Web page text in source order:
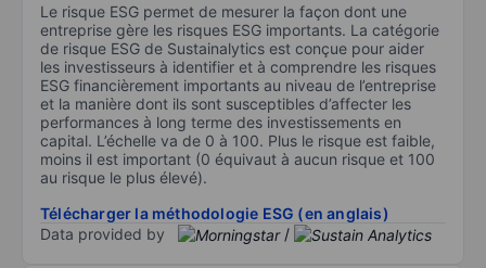
Le risque ESG permet de mesurer la façon dont une
entreprise gère les risques ESG importants. La catégorie
de risque ESG de Sustainalytics est conçue pour aider
les investisseurs à identifier et à comprendre les risques
ESG financièrement importants au niveau de l’entreprise
et la manière dont ils sont susceptibles d’affecter les
performances à long terme des investissements en
capital. L’échelle va de 0 à 100. Plus le risque est faible,
moins il est important (0 équivaut à aucun risque et 100
au risque le plus élevé).
Télécharger la méthodologie ESG (en anglais)
Data provided by
/